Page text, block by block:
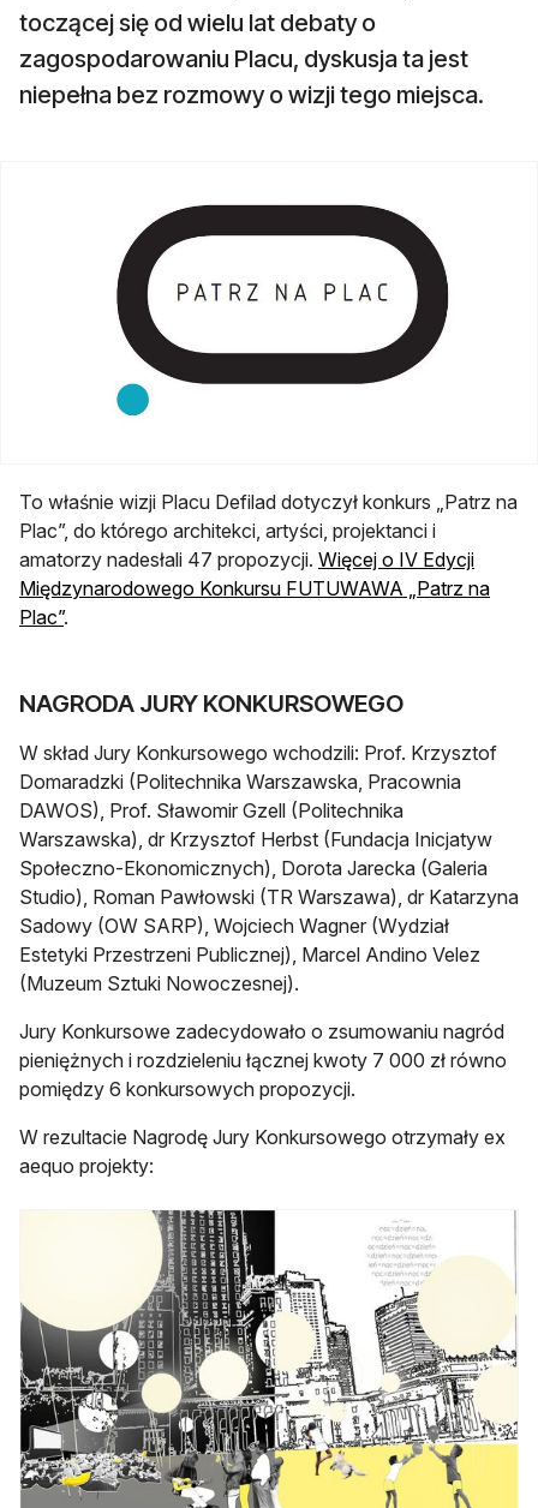
toczącej się od wielu lat debaty o
zagospodarowaniu Placu, dyskusja ta jest
niepełna bez rozmowy o wizji tego miejsca.
To właśnie wizji Placu Defilad dotyczył konkurs „Patrz na
Plac”, do którego architekci, artyści, projektanci i
amatorzy nadesłali 47 propozycji. Więcej o IV Edycji
Międzynarodowego Konkursu FUTUWAWA „Patrz na
Plac”otwiera się w nowej karcie
.
NAGRODA JURY KONKURSOWEGO
W skład Jury Konkursowego wchodzili: Prof. Krzysztof
Domaradzki (Politechnika Warszawska, Pracownia
DAWOS), Prof. Sławomir Gzell (Politechnika
Warszawska), dr Krzysztof Herbst (Fundacja Inicjatyw
Społeczno-Ekonomicznych), Dorota Jarecka (Galeria
Studio), Roman Pawłowski (TR Warszawa), dr Katarzyna
Sadowy (OW SARP), Wojciech Wagner (Wydział
Estetyki Przestrzeni Publicznej), Marcel Andino Velez
(Muzeum Sztuki Nowoczesnej).
Jury Konkursowe zadecydowało o zsumowaniu nagród
pieniężnych i rozdzieleniu łącznej kwoty 7 000 zł równo
pomiędzy 6 konkursowych propozycji.
W rezultacie Nagrodę Jury Konkursowego otrzymały ex
aequo projekty: